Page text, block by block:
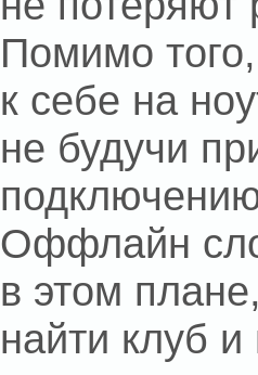
Помимо
к себе на
не будучи
Оффлайн
в этом
найти клуб